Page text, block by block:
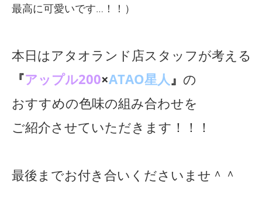
最高に可愛いです…！！）
本日はアタオランド店スタッフが考える
『アップル200×ATAO星人』 の
おすすめの色味の組み合わせを
ご紹介させていただきます！！！
最後までお付き合いくださいませ＾＾